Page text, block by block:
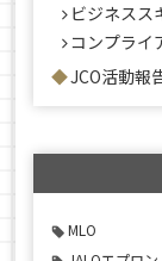
ビジネスス
コンプライ
JCO活動報
MLO